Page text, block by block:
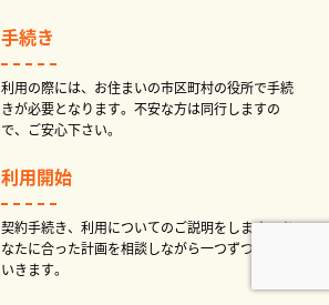
手続き
利用の際には、お住まいの市区町村の役所で手続
きが必要となります。不安な方は同行しますの
で、ご安心下さい。
利用開始
契約手続き、利用についてのご説明をします。あ
なたに合った計画を相談しながら一つずつ決めて
いきます。